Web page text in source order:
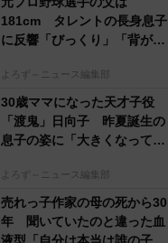
181cm タレントの長身息子
に反響「びっくり」「背が高
よろず～ニュース編集部
30歳ママになった天才子役
「渡鬼」日向子 昨夏誕生の
息子の姿に「大きくなって
よろず～ニュース編集部
売れっ子作家の母の死から30
年 聞いていたのと違った血